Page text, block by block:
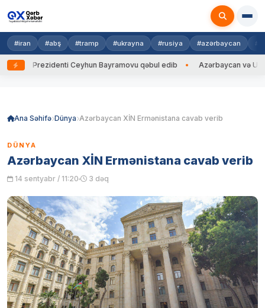
#iran #abş #tramp #ukrayna #rusiya #azərbaycan
Prezidenti Ceyhun Bayramovu qəbul edib Azərbaycan və
Ana Səhifə Dünya Azərbaycan XİN Ermənistana cavab verib
DÜNYA
Azərbaycan XİN Ermənistana cavab verib
14 sentyabr / 11:20 3 dəq